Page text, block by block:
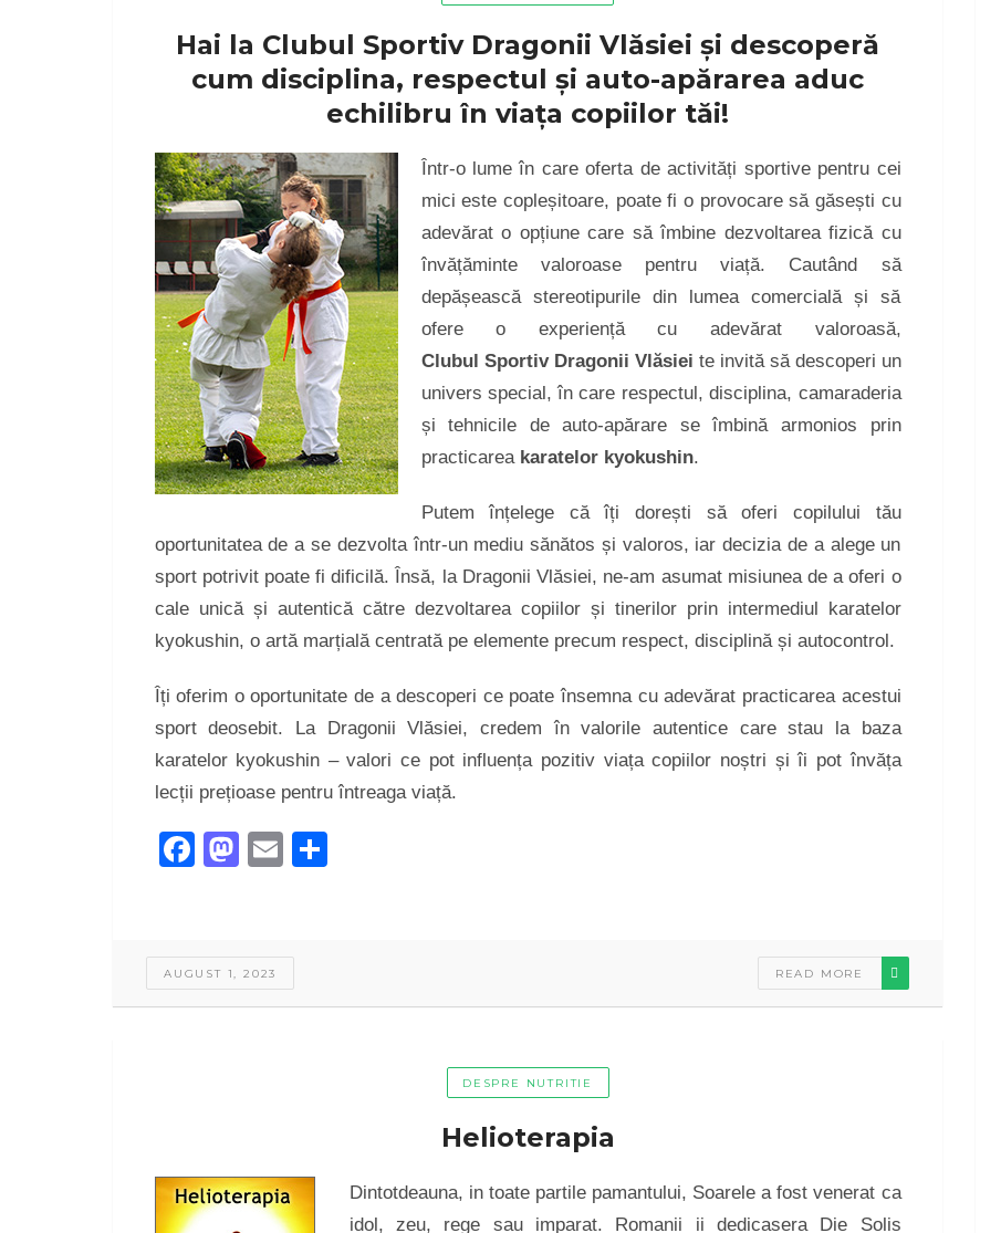
Hai la Clubul Sportiv Dragonii Vlăsiei și descoperă
cum disciplina, respectul și auto-apărarea aduc
echilibru în viața copiilor tăi!
Într-o lume în care oferta de activități sportive pentru cei
mici este copleșitoare, poate fi o provocare să găsești cu
adevărat o opțiune care să îmbine dezvoltarea fizică cu
învățăminte valoroase pentru viață. Cautând să
depășească stereotipurile din lumea comercială și să
ofere o experiență cu adevărat valoroasă,
Clubul Sportiv Dragonii Vlăsiei te invită să descoperi un
univers special, în care respectul, disciplina, camaraderia
și tehnicile de auto-apărare se îmbină armonios prin
practicarea karatelor kyokushin.
Putem înțelege că îți dorești să oferi copilului tău
oportunitatea de a se dezvolta într-un mediu sănătos și valoros, iar decizia de a alege un
sport potrivit poate fi dificilă. Însă, la Dragonii Vlăsiei, ne-am asumat misiunea de a oferi o
cale unică și autentică către dezvoltarea copiilor și tinerilor prin intermediul karatelor
kyokushin, o artă marțială centrată pe elemente precum respect, disciplină și autocontrol.
Îți oferim o oportunitate de a descoperi ce poate însemna cu adevărat practicarea acestui
sport deosebit. La Dragonii Vlăsiei, credem în valorile autentice care stau la baza
karatelor kyokushin – valori ce pot influența pozitiv viața copiilor noștri și îi pot învăța
lecții prețioase pentru întreaga viață.
Facebook
Mastodon
Email
AUGUST 1, 2023 READ MORE
DESPRE NUTRITIE
Helioterapia
Dintotdeauna, in toate partile pamantului, Soarele a fost venerat ca
idol, zeu, rege sau imparat. Romanii ii dedicasera Die Solis